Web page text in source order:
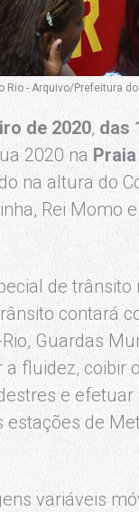
Rio - Arquivo/Prefeitura
de 2020, das
2020 na
na altura do
Rei Momo
de
contará
Guardas
fluidez, coibir
e
de
variáveis